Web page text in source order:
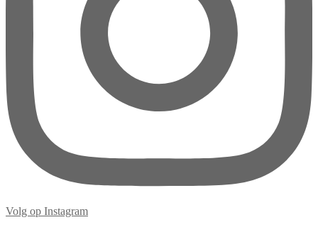
Volg op Instagram